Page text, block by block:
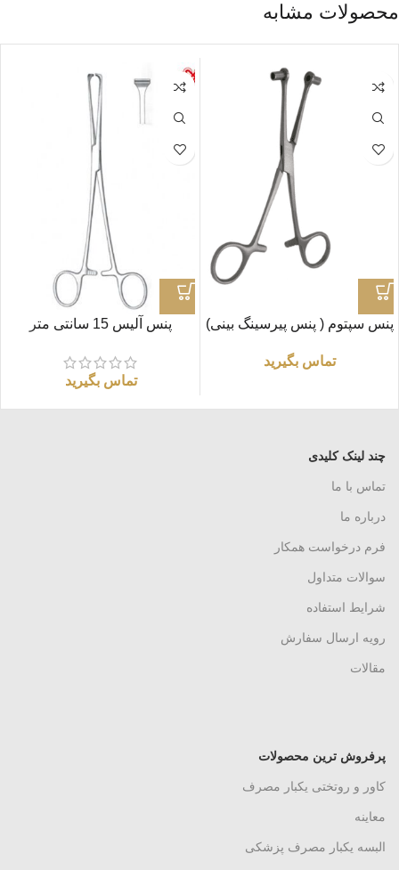
محصولات مشابه
پنس سپتوم ( پنس پیرسینگ بینی)
تماس بگیرید
پنس آلیس 15 سانتی متر
تماس بگیرید
چند لینک کلیدی
تماس با ما
درباره ما
فرم درخواست همکار
سوالات متداول
شرایط استفاده
رویه ارسال سفارش
مقالات
پرفروش ترین محصولات
کاور و روتختی یکبار مصرف
معاینه
البسه یکبار مصرف پزشکی